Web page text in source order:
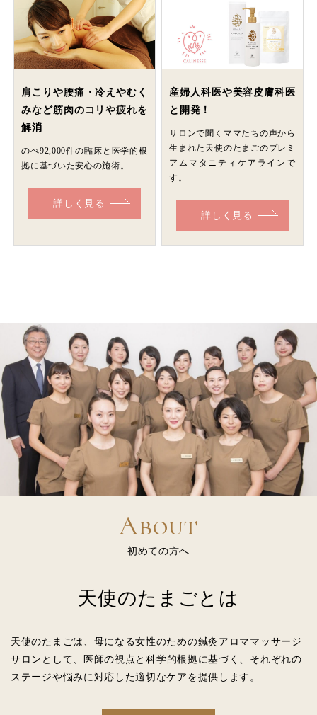
肩こりや腰痛・冷えやむく
みなど筋肉のコリや疲れを
解消
のべ92,000件の臨床と医学的根
拠に基づいた安心の施術。
詳しく見る
産婦人科医や美容皮膚科医
と開発！
サロンで聞くママたちの声から
生まれた天使のたまごのプレミ
アムマタニティケアラインで
す。
詳しく見る
About
初めての方へ
天使のたまごとは
天使のたまごは、母になる女性のための鍼灸アロママッサージ
サロンとして、
医師の視点と科学的根拠に基づく、 それぞれの
ステージや悩みに対応した適切なケアを提供します。